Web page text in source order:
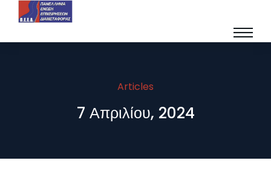
Articles
7 Απριλίου, 2024